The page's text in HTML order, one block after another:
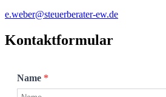
e.weber@steuerberater-ew.de
Kontaktformular
Name *